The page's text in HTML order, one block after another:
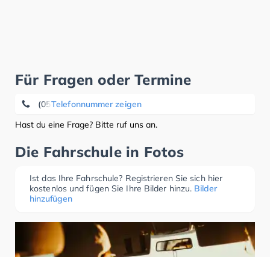
Für Fragen oder Termine
Telefonnummer zeigen
(05182) 5 19 88
Hast du eine Frage? Bitte ruf uns an.
Die Fahrschule in Fotos
Ist das Ihre Fahrschule? Registrieren Sie sich hier
kostenlos und fügen Sie Ihre Bilder hinzu. Bilder
hinzufügen